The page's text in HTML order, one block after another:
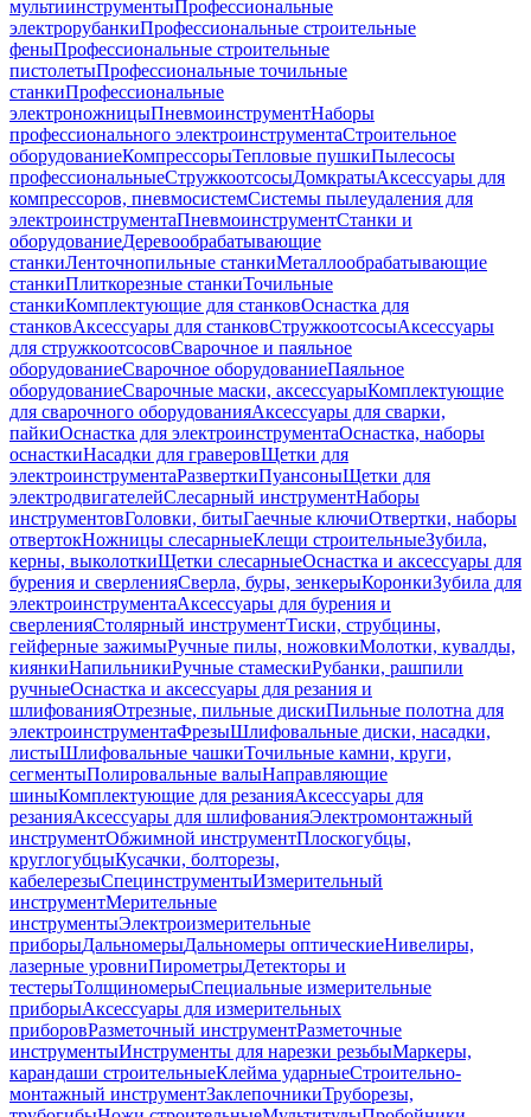
мультиинструментыПрофессиональные
электрорубанкиПрофессиональные строительные
феныПрофессиональные строительные
пистолетыПрофессиональные точильные
станкиПрофессиональные
электроножницыПневмоинструментНаборы
профессионального электроинструментаСтроительное
оборудованиеКомпрессорыТепловые пушкиПылесосы
профессиональныеСтружкоотсосыДомкратыАксессуары для
компрессоров, пневмосистемСистемы пылеудаления для
электроинструментаПневмоинструментСтанки и
оборудованиеДеревообрабатывающие
станкиЛенточнопильные станкиМеталлообрабатывающие
станкиПлиткорезные станкиТочильные
станкиКомплектующие для станковОснастка для
станковАксессуары для станковСтружкоотсосыАксессуары
для стружкоотсосовСварочное и паяльное
оборудованиеСварочное оборудованиеПаяльное
оборудованиеСварочные маски, аксессуарыКомплектующие
для сварочного оборудованияАксессуары для сварки,
пайкиОснастка для электроинструментаОснастка, наборы
оснасткиНасадки для граверовЩетки для
электроинструментаРазверткиПуансоныЩетки для
электродвигателейСлесарный инструментНаборы
инструментовГоловки, битыГаечные ключиОтвертки, наборы
отвертокНожницы слесарныеКлещи строительныеЗубила,
керны, выколоткиЩетки слесарныеОснастка и аксессуары для
бурения и сверленияСверла, буры, зенкерыКоронкиЗубила для
электроинструментаАксессуары для бурения и
сверленияСтолярный инструментТиски, струбцины,
гейферные зажимыРучные пилы, ножовкиМолотки, кувалды,
киянкиНапильникиРучные стамескиРубанки, рашпили
ручныеОснастка и аксессуары для резания и
шлифованияОтрезные, пильные дискиПильные полотна для
электроинструментаФрезыШлифовальные диски, насадки,
листыШлифовальные чашкиТочильные камни, круги,
сегментыПолировальные валыНаправляющие
шиныКомплектующие для резанияАксессуары для
резанияАксессуары для шлифованияЭлектромонтажный
инструментОбжимной инструментПлоскогубцы,
круглогубцыКусачки, болторезы,
кабелерезыСпецинструментыИзмерительный
инструментМерительные
инструментыЭлектроизмерительные
приборыДальномерыДальномеры оптическиеНивелиры,
лазерные уровниПирометрыДетекторы и
тестерыТолщиномерыСпециальные измерительные
приборыАксессуары для измерительных
приборовРазметочный инструментРазметочные
инструментыИнструменты для нарезки резьбыМаркеры,
карандаши строительныеКлейма ударныеСтроительно-
монтажный инструментЗаклепочникиТруборезы,